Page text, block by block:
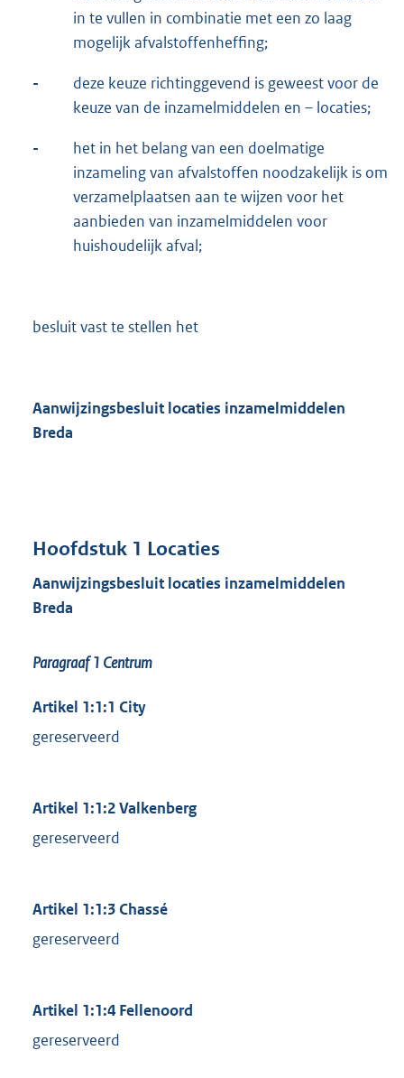
in te vullen in combinatie met een zo laag
mogelijk afvalstoffenheffing;
-
deze keuze richtinggevend is geweest voor de
keuze van de inzamelmiddelen en – locaties;
-
het in het belang van een doelmatige
inzameling van afvalstoffen noodzakelijk is om
verzamelplaatsen aan te wijzen voor het
aanbieden van inzamelmiddelen voor
huishoudelijk afval;
besluit vast te stellen het
Aanwijzingsbesluit locaties inzamelmiddelen
Breda
Hoofdstuk 1 Locaties
Aanwijzingsbesluit locaties inzamelmiddelen
Breda
Paragraaf 1 Centrum
Artikel 1:1:1 City
gereserveerd
Artikel 1:1:2 Valkenberg
gereserveerd
Artikel 1:1:3 Chassé
gereserveerd
Artikel 1:1:4 Fellenoord
gereserveerd